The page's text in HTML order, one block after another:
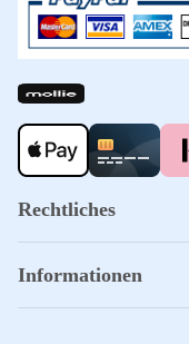
Rechtliches
Informationen